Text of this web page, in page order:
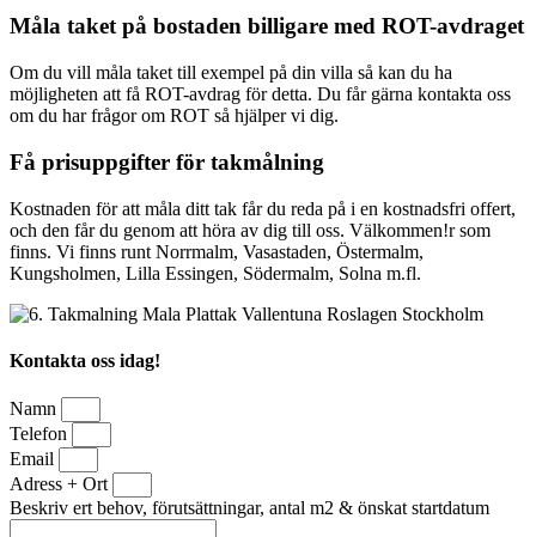
Måla taket på bostaden billigare med ROT-avdraget
Om du vill måla taket till exempel på din villa så kan du ha
möjligheten att få ROT-avdrag för detta. Du får gärna kontakta oss
om du har frågor om ROT så hjälper vi dig.
Få prisuppgifter för takmålning
Kostnaden för att måla ditt tak får du reda på i en kostnadsfri offert,
och den får du genom att höra av dig till oss. Välkommen!r som
finns. Vi finns runt Norrmalm, Vasastaden, Östermalm,
Kungsholmen, Lilla Essingen, Södermalm, Solna m.fl.
Kontakta oss idag!
Namn
Telefon
Email
Adress + Ort
Beskriv ert behov, förutsättningar, antal m2 & önskat startdatum